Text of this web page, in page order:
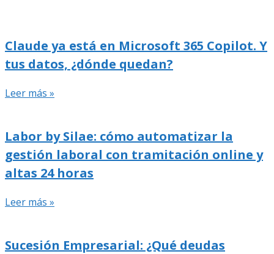
Claude ya está en Microsoft 365 Copilot. Y
tus datos, ¿dónde quedan?
Leer más »
Labor by Silae: cómo automatizar la
gestión laboral con tramitación online y
altas 24 horas
Leer más »
Sucesión Empresarial: ¿Qué deudas